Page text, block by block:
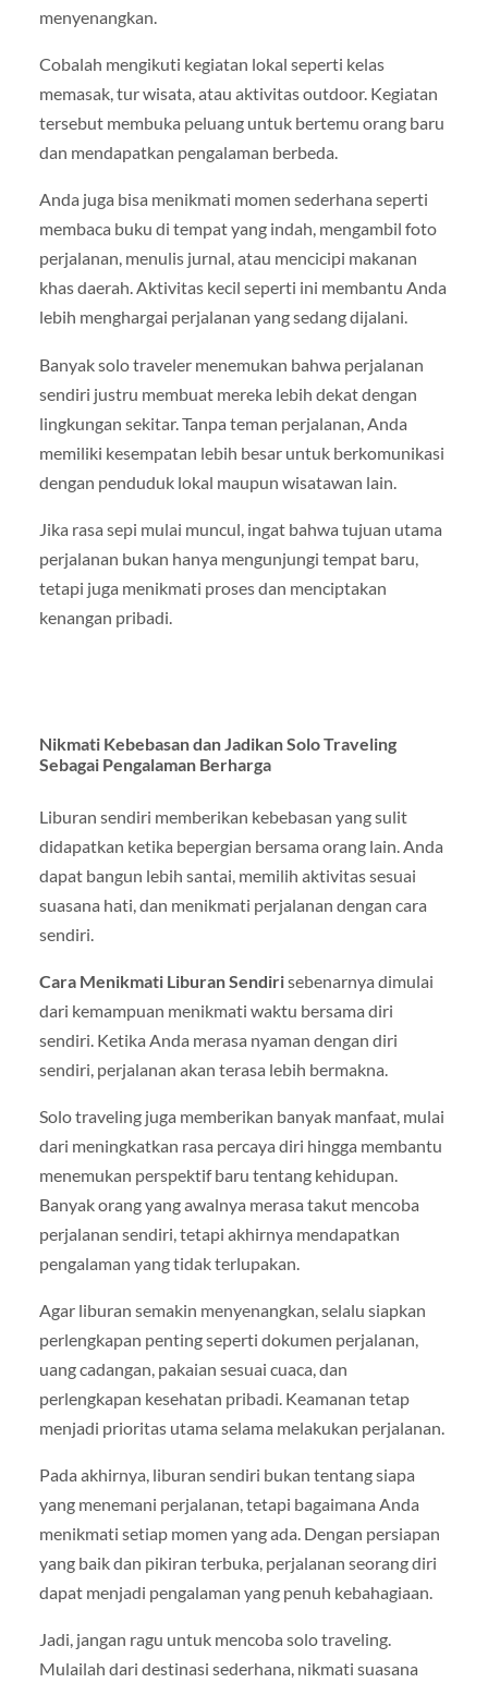
menyenangkan.
Cobalah mengikuti kegiatan lokal seperti kelas
memasak, tur wisata, atau aktivitas outdoor. Kegiatan
tersebut membuka peluang untuk bertemu orang baru
dan mendapatkan pengalaman berbeda.
Anda juga bisa menikmati momen sederhana seperti
membaca buku di tempat yang indah, mengambil foto
perjalanan, menulis jurnal, atau mencicipi makanan
khas daerah. Aktivitas kecil seperti ini membantu Anda
lebih menghargai perjalanan yang sedang dijalani.
Banyak solo traveler menemukan bahwa perjalanan
sendiri justru membuat mereka lebih dekat dengan
lingkungan sekitar. Tanpa teman perjalanan, Anda
memiliki kesempatan lebih besar untuk berkomunikasi
dengan penduduk lokal maupun wisatawan lain.
Jika rasa sepi mulai muncul, ingat bahwa tujuan utama
perjalanan bukan hanya mengunjungi tempat baru,
tetapi juga menikmati proses dan menciptakan
kenangan pribadi.
Nikmati Kebebasan dan Jadikan Solo Traveling
Sebagai Pengalaman Berharga
Liburan sendiri memberikan kebebasan yang sulit
didapatkan ketika bepergian bersama orang lain. Anda
dapat bangun lebih santai, memilih aktivitas sesuai
suasana hati, dan menikmati perjalanan dengan cara
sendiri.
Cara Menikmati Liburan Sendirisebenarnya dimulai
dari kemampuan menikmati waktu bersama diri
sendiri. Ketika Anda merasa nyaman dengan diri
sendiri, perjalanan akan terasa lebih bermakna.
Solo traveling juga memberikan banyak manfaat, mulai
dari meningkatkan rasa percaya diri hingga membantu
menemukan perspektif baru tentang kehidupan.
Banyak orang yang awalnya merasa takut mencoba
perjalanan sendiri, tetapi akhirnya mendapatkan
pengalaman yang tidak terlupakan.
Agar liburan semakin menyenangkan, selalu siapkan
perlengkapan penting seperti dokumen perjalanan,
uang cadangan, pakaian sesuai cuaca, dan
perlengkapan kesehatan pribadi. Keamanan tetap
menjadi prioritas utama selama melakukan perjalanan.
Pada akhirnya, liburan sendiri bukan tentang siapa
yang menemani perjalanan, tetapi bagaimana Anda
menikmati setiap momen yang ada. Dengan persiapan
yang baik dan pikiran terbuka, perjalanan seorang diri
dapat menjadi pengalaman yang penuh kebahagiaan.
Jadi, jangan ragu untuk mencoba solo traveling.
Mulailah dari destinasi sederhana, nikmati suasana